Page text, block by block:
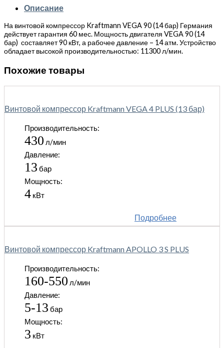
Описание
На винтовой компрессор Kraftmann VEGA 90 (14 бар) Германия
действует гарантия 60 мес. Мощность двигателя VEGA 90 (14
бар) составляет 90 кВт, а рабочее давление – 14 атм. Устройство
обладает высокой производительностью: 11300 л/мин.
Похожие товары
Винтовой компрессор Kraftmann VEGA 4 PLUS (13 бар)
Производительность:
430 л/мин
Давление:
13 бар
Мощность:
4 кВт
Подробнее
Винтовой компрессор Kraftmann APOLLO 3 S PLUS
Производительность:
160-550 л/мин
Давление:
5-13 бар
Мощность:
3 кВт